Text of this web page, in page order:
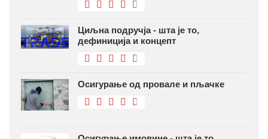
Циљна подручја - шта је то,
дефиниција и концепт
Осигурање од провале и пљачке